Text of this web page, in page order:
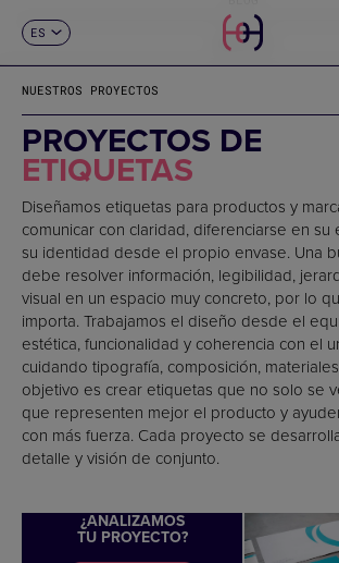
ES
FR
DE
IT
PT
CONTACTO
NUESTROS PROYECTOS
PROYECTOS DE
ETIQUETAS
Diseñamos etiquetas para productos y
comunicar con claridad, diferenciarse en
su identidad desde el propio envase. Una
debe resolver información, legibilidad,
visual en un espacio muy concreto, por lo
importa. Trabajamos el diseño desde el
estética, funcionalidad y coherencia con el
cuidando tipografía, composición,
objetivo es crear etiquetas que no solo se
que representen mejor el producto y
con más fuerza. Cada proyecto se
detalle y visión de conjunto.
¿ANALIZAMOS
TU PROYECTO?